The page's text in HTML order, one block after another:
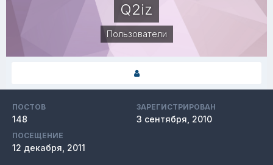
Q2iz
Пользователи
ПОСТОВ
148
ЗАРЕГИСТРИРОВАН
3 сентября, 2010
ПОСЕЩЕНИЕ
12 декабря, 2011